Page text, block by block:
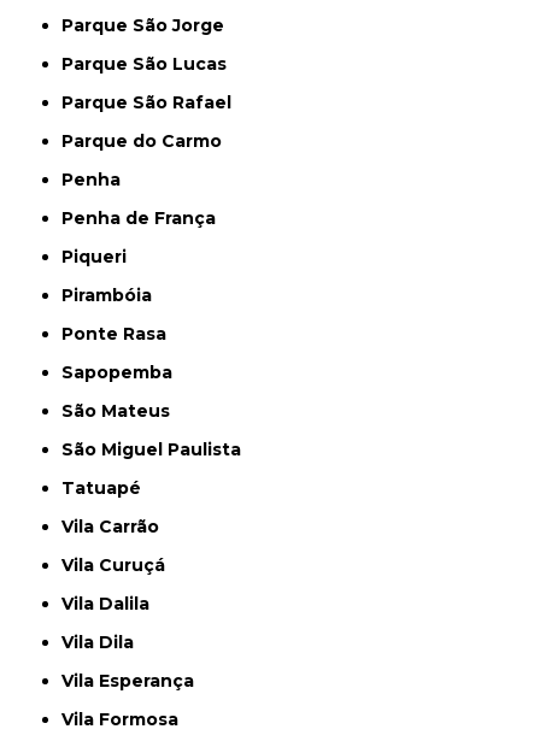
Parque São Jorge
Parque São Lucas
Parque São Rafael
Parque do Carmo
Penha
Penha de França
Piqueri
Pirambóia
Ponte Rasa
Sapopemba
São Mateus
São Miguel Paulista
Tatuapé
Vila Carrão
Vila Curuçá
Vila Dalila
Vila Dila
Vila Esperança
Vila Formosa